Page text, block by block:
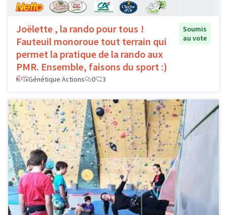
Joëlette , la rando pour tous !
Fauteuil monoroue tout terrain qui
permet la pratique de la rando aux
PMR. Ensemble, faisons du sport :)
Soumis
au vote
Génétique Actions 0 3